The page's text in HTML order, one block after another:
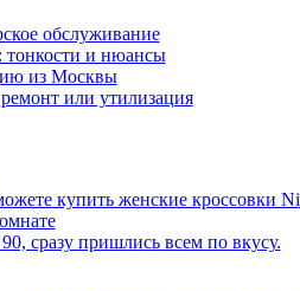
обслуживание
тонкости и нюансы
из Москвы
или утилизация
купить женские кроссовки
сразу пришлись всем по вкусу.